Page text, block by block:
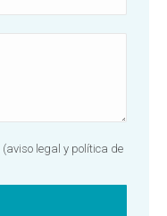
(aviso legal y política de